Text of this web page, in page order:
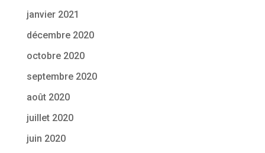
janvier 2021
décembre 2020
octobre 2020
septembre 2020
août 2020
juillet 2020
juin 2020